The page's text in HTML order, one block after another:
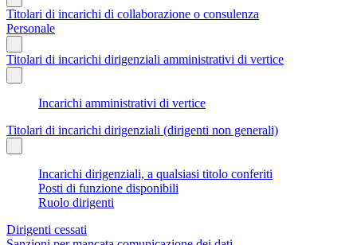
Titolari di incarichi di collaborazione o consulenza
Personale
Titolari di incarichi dirigenziali amministrativi di vertice
Incarichi amministrativi di vertice
Titolari di incarichi dirigenziali (dirigenti non generali)
Incarichi dirigenziali, a qualsiasi titolo conferiti
Posti di funzione disponibili
Ruolo dirigenti
Dirigenti cessati